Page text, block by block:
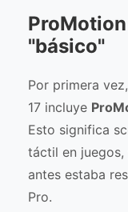
"básico"
Por primera
17 incluye
Esto significa
táctil en juegos,
antes estaba
Pro.